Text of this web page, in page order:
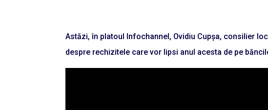
Astăzi, în platoul Infochannel, Ovidiu Cupșa, consilier
despre rechizitele care vor lipsi anul acesta de pe